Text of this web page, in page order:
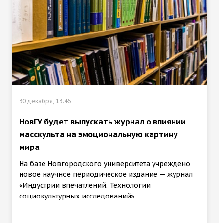
30 декабря, 13:46
НовГУ будет выпускать журнал о влиянии
масскульта на эмоциональную картину
мира
На базе Новгородского университета учреждено
новое научное периодическое издание — журнал
«Индустрии впечатлений. Технологии
социокультурных исследований».